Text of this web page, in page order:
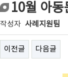
10월 아
작성자 사례지원팀
이전글 다음글